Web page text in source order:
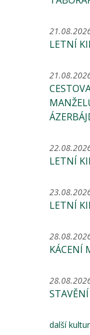
LETNÍ
LETNÍ
LETNÍ
KÁCENÍ
další